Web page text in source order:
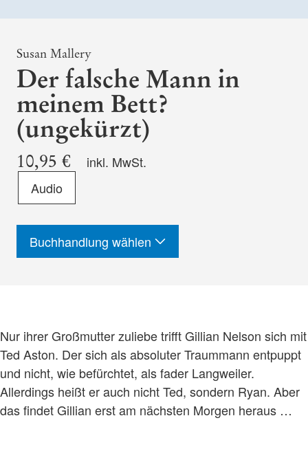
Susan Mallery
Der falsche Mann in
meinem Bett?
(ungekürzt)
10,95 €
inkl. MwSt.
Audio
Buchhandlung wählen
Nur ihrer Großmutter zuliebe trifft Gillian Nelson sich mit
Ted Aston. Der sich als absoluter Traummann entpuppt
und nicht, wie befürchtet, als fader Langweiler.
Allerdings heißt er auch nicht Ted, sondern Ryan. Aber
das findet Gillian erst am nächsten Morgen heraus …